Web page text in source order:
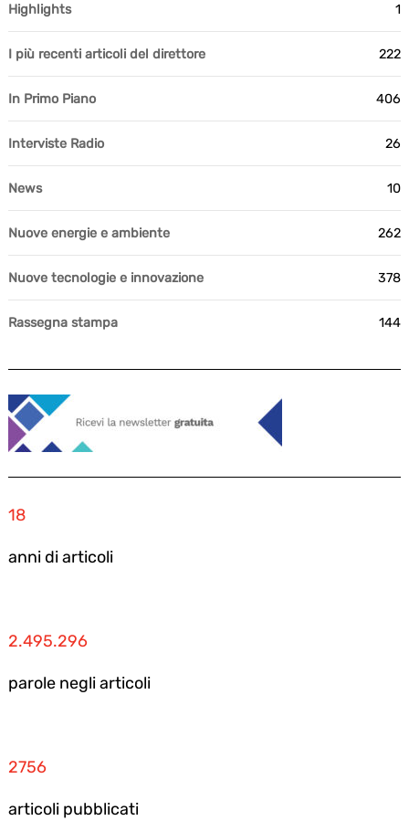
Highlights 1
I più recenti articoli del direttore 222
In Primo Piano 406
Interviste Radio 26
News 10
Nuove energie e ambiente 262
Nuove tecnologie e innovazione 378
Rassegna stampa 144
18
anni di articoli
2.495.296
parole negli articoli
2756
articoli pubblicati